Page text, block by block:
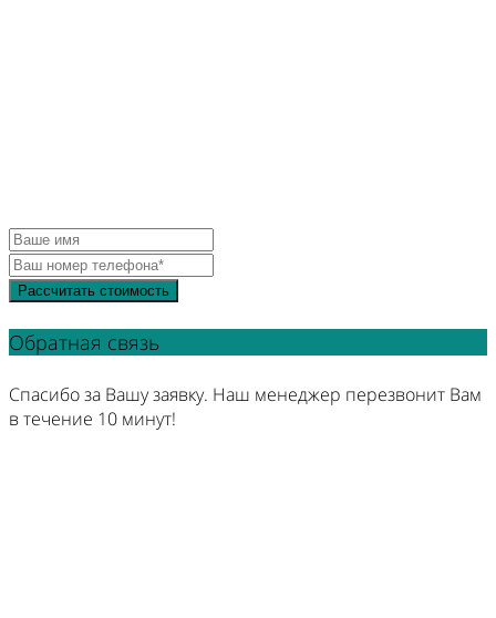
Рассчитать стоимость
Обратная связь
Спасибо за Вашу заявку. Наш менеджер перезвонит Вам
в течение 10 минут!